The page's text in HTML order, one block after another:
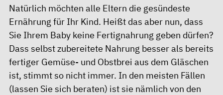
Natürlich möchten alle Eltern die gesündeste
Ernährung für Ihr Kind. Heißt das aber nun, dass
Sie Ihrem Baby keine Fertignahrung geben dürfen?
Dass selbst zubereitete Nahrung besser als bereits
fertiger Gemüse- und Obstbrei aus dem Gläschen
ist, stimmt so nicht immer. In den meisten Fällen
(lassen Sie sich beraten) ist sie nämlich von den